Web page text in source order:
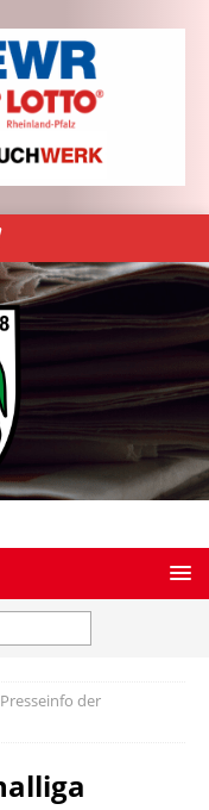
Presseinfo der